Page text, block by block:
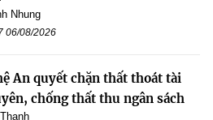
Nhung
06/08/2026
An quyết chặn thất thoát tài
chống thất thu ngân sách